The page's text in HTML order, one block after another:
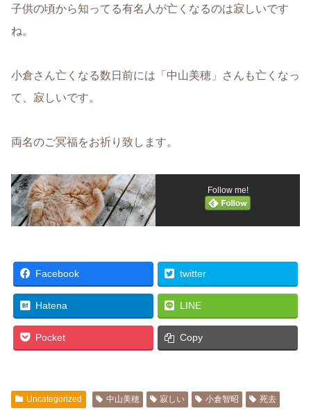
子供の頃から知ってる有名人が亡くなるのは寂しいです
ね。
小倉さん亡くなる数日前には「中山美穂」さんも亡くなっ
て、寂しいです。
両名のご冥福をお祈り致します。
Follow me!
Facebook twitter
Hatena LINE
Pocket Copy
Uncategorized 中山美穂 寂しい 小倉智昭 死去